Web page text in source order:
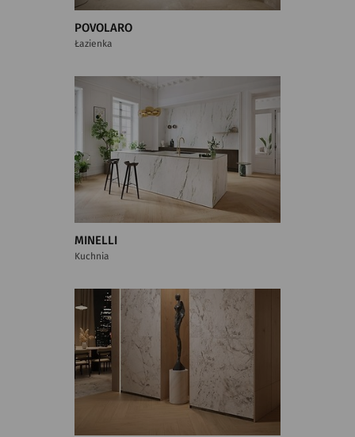
POVOLARO
Łazienka
MINELLI
Kuchnia